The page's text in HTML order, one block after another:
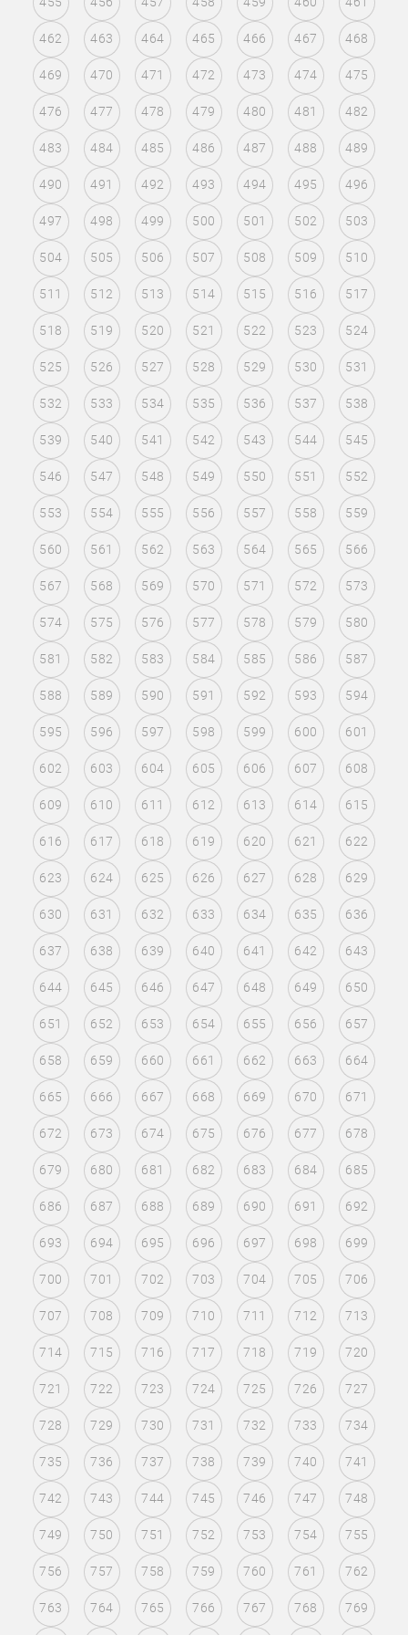
462 463 464 465 466 467 468
469 470 471 472 473 474 475
476 477 478 479 480 481 482
483 484 485 486 487 488 489
490 491 492 493 494 495 496
497 498 499 500 501 502 503
504 505 506 507 508 509 510
511 512 513 514 515 516 517
518 519 520 521 522 523 524
525 526 527 528 529 530 531
532 533 534 535 536 537 538
539 540 541 542 543 544 545
546 547 548 549 550 551 552
553 554 555 556 557 558 559
560 561 562 563 564 565 566
567 568 569 570 571 572 573
574 575 576 577 578 579 580
581 582 583 584 585 586 587
588 589 590 591 592 593 594
595 596 597 598 599 600 601
602 603 604 605 606 607 608
609 610 611 612 613 614 615
616 617 618 619 620 621 622
623 624 625 626 627 628 629
630 631 632 633 634 635 636
637 638 639 640 641 642 643
644 645 646 647 648 649 650
651 652 653 654 655 656 657
658 659 660 661 662 663 664
665 666 667 668 669 670 671
672 673 674 675 676 677 678
679 680 681 682 683 684 685
686 687 688 689 690 691 692
693 694 695 696 697 698 699
700 701 702 703 704 705 706
707 708 709 710 711 712 713
714 715 716 717 718 719 720
721 722 723 724 725 726 727
728 729 730 731 732 733 734
735 736 737 738 739 740 741
742 743 744 745 746 747 748
749 750 751 752 753 754 755
756 757 758 759 760 761 762
763 764 765 766 767 768 769